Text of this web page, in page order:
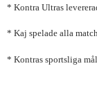
* Kontra Ultras
* Kaj spelade alla
* Kontras sportsliga